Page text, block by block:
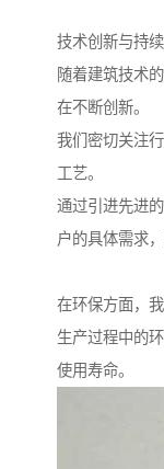
技术创新与持
随着建筑技术
在不断创新。
我们密切关注
工艺。
通过引进先进
户的具体需求
在环保方面，
生产过程中的
使用寿命。